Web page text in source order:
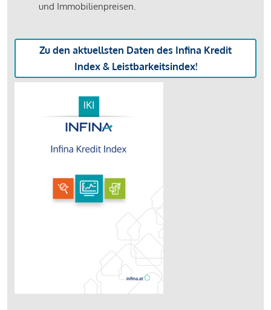
und Immobilienpreisen.
Zu den aktuellsten Daten des Infina Kredit
Index & Leistbarkeitsindex!